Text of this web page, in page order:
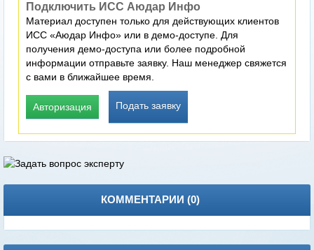
Подключить ИСС Аюдар Инфо
Материал доступен только для действующих клиентов
ИСС «Аюдар Инфо» или в демо-доступе. Для
получения демо-доступа или более подробной
информации отправьте заявку. Наш менеджер свяжется
с вами в ближайшее время.
Авторизация Подать заявку
КОММЕНТАРИИ (0)